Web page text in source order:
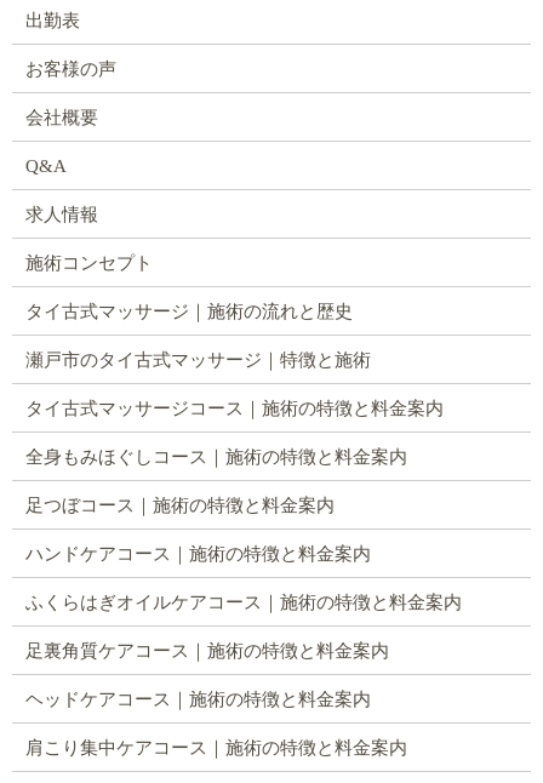
出勤表
お客様の声
会社概要
Q&A
求人情報
施術コンセプト
タイ古式マッサージ｜施術の流れと歴史
瀬戸市のタイ古式マッサージ｜特徴と施術
タイ古式マッサージコース｜施術の特徴と料金案内
全身もみほぐしコース｜施術の特徴と料金案内
足つぼコース｜施術の特徴と料金案内
ハンドケアコース｜施術の特徴と料金案内
ふくらはぎオイルケアコース｜施術の特徴と料金案内
足裏角質ケアコース｜施術の特徴と料金案内
ヘッドケアコース｜施術の特徴と料金案内
肩こり集中ケアコース｜施術の特徴と料金案内